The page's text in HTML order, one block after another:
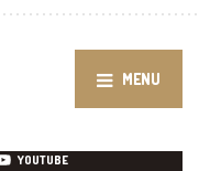
MENU
YOUTUBE